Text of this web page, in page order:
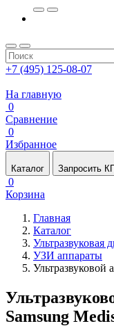
+7 (495) 125-08-07
На главную
0
Сравнение
0
Избранное
Каталог Запросить КП
0
Корзина
Главная
Каталог
Ультразвуковая
УЗИ аппараты
Ультразвуковой
Samsung